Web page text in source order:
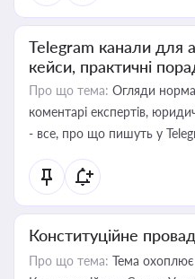
Telegram канали для
кейси, практичні
Про що тема: Огляди
коментарі експертів,
- все, про що пишуть у
Конституційне
Про що тема: Тема охоплює